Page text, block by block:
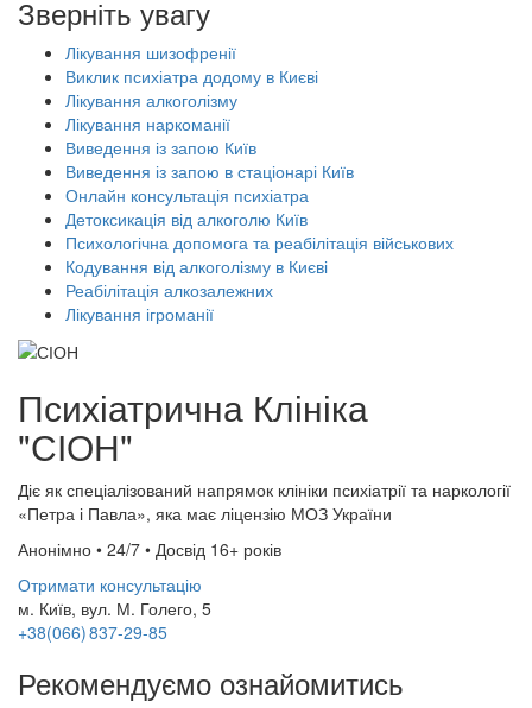
Зверніть увагу
Лікування шизофренії
Виклик психіатра додому в Києві
Лікування алкоголізму
Лікування наркоманії
Виведення із запою Київ
Виведення із запою в стаціонарі Київ
Онлайн консультація психіатра
Детоксикація від алкоголю Київ
Психологічна допомога та реабілітація військових
Кодування від алкоголізму в Києві
Реабілітація алкозалежних
Лікування ігроманії
Психіатрична Клініка
"СІОН"
Діє як спеціалізований напрямок клініки психіатрії та наркології
«Петра і Павла», яка має ліцензію МОЗ України
Анонімно • 24/7 • Досвід 16+ років
Отримати консультацію
м. Київ, вул. М. Голего, 5
+38(066) 837-29-85
Рекомендуємо ознайомитись